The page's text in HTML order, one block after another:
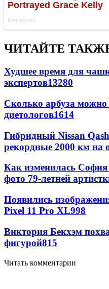
ЧИТАЙТЕ
Худшее время для
экспертов13280
Сколько арбуза можно
диетологов1614
Гибридный Nissan
рекордные 2000 км на
Как изменилась София
фото 79-летней
Появились
Pixel 11 Pro XL998
Виктория Бекхэм
фигурой815
Читать комментарии